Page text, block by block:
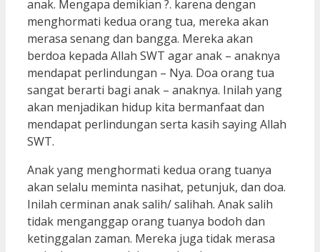
anak. Mengapa demikian ?. karena dengan
menghormati kedua orang tua, mereka akan
merasa senang dan bangga. Mereka akan
berdoa kepada Allah SWT agar anak – anaknya
mendapat perlindungan – Nya. Doa orang tua
sangat berarti bagi anak – anaknya. Inilah yang
akan menjadikan hidup kita bermanfaat dan
mendapat perlindungan serta kasih saying Allah
SWT.
Anak yang menghormati kedua orang tuanya
akan selalu meminta nasihat, petunjuk, dan doa.
Inilah cerminan anak salih/ salihah. Anak salih
tidak menganggap orang tuanya bodoh dan
ketinggalan zaman. Mereka juga tidak merasa